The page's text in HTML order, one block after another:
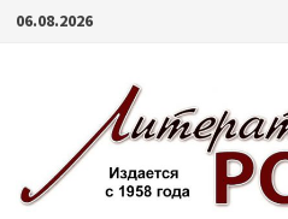
Перейти
06.08.2026